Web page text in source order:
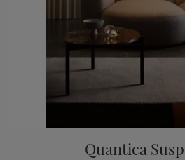
Quantica